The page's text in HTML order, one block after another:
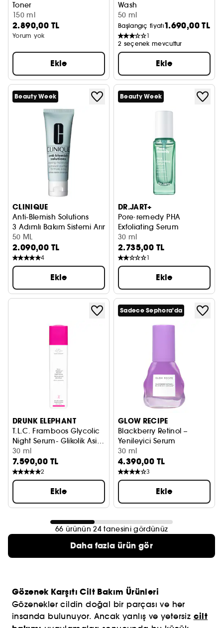
Toner
Leke karşıtı lotus tonik
150 ml
2.890,00 TL
Yorum yok
Ekle
Wash
Yüz Temizleyici Peeling
50 ml
Başlangıç fiyatı1.690,00 TL
1
2 seçenek mevcuttur
Ekle
Beauty Week
CLINIQUE
Anti-Blemish Solutions
3 Adımlı Bakım Sistemi Arındırıcı Nemlendirici
50 ML
2.090,00 TL
4
Ekle
Beauty Week
DR.JART+
Pore·remedy PHA
Exfoliating Serum
Serum
30 ml
2.735,00 TL
1
Ekle
DRUNK ELEPHANT
T.L.C. Framboos Glycolic
Night Serum- Glikolik Asit
İçeren Gece Serumu
30 ml
7.590,00 TL
2
Ekle
Sadece Sephora'da
GLOW RECIPE
Blackberry Retinol –
Yenileyici Serum
30 ml
4.390,00 TL
3
Ekle
66 ürünün 24 tanesini gördünüz
Daha fazla ürün gör
Gözenek Karşıtı Cilt Bakım Ürünleri
Gözenekler cildin doğal bir parçası ve her
insanda bulunuyor. Ancak yanlış ve yetersiz cilt